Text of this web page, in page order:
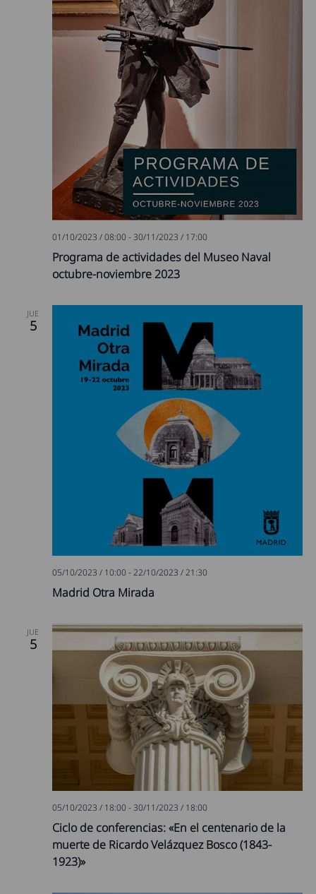
01/10/2023 / 08:00-30/11/2023 / 17:00
Programa de actividades del Museo Naval
octubre-noviembre 2023
JUE
5
05/10/2023 / 10:00-22/10/2023 / 21:30
Madrid Otra Mirada
JUE
5
05/10/2023 / 18:00-30/11/2023 / 18:00
Ciclo de conferencias: «En el centenario de la
muerte de Ricardo Velázquez Bosco (1843-
1923)»